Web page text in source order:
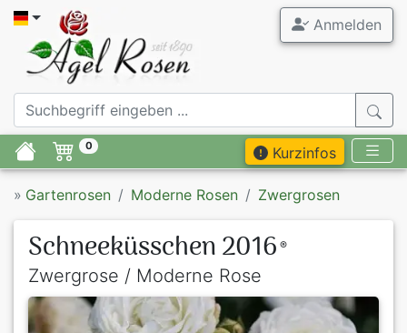
Anmelden
0 Kurzinfos
» Gartenrosen Moderne Rosen Zwergrosen
Schneeküsschen 2016 ®
Zwergrose / Moderne Rose